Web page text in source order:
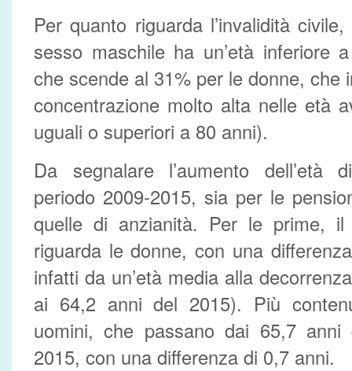
Per quanto riguarda l’invalidità
sesso maschile ha un’età inferiore
che scende al 31% per le donne, che
concentrazione molto alta nelle età
uguali o superiori a 80 anni).
Da segnalare l’aumento dell’età
periodo 2009-2015, sia per le
quelle di anzianità. Per le prime, il
riguarda le donne, con una
infatti da un’età media alla
ai 64,2 anni del 2015). Più
uomini, che passano dai 65,7
2015, con una differenza di 0,7 anni.